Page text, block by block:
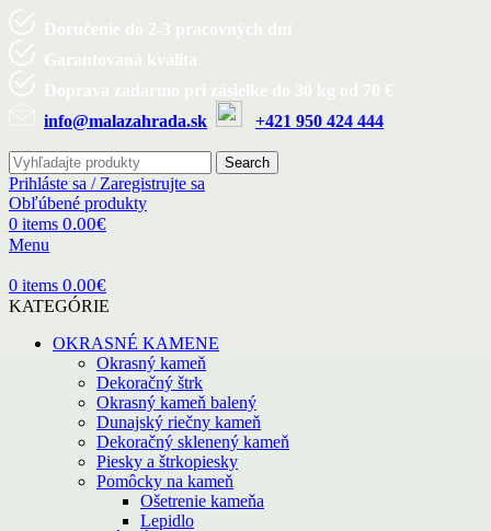
info@malazahrada.sk
+421 950 424 444
Search
Prihláste sa / Zaregistrujte sa
Obľúbené produkty
0 items 0.00€
Menu
0 items 0.00€
KATEGÓRIE
OKRASNÉ KAMENE
Okrasný kameň
Dekoračný štrk
Okrasný kameň balený
Dunajský riečny kameň
Dekoračný sklenený kameň
Piesky a štrkopiesky
Pomôcky na kameň
Ošetrenie kameňa
Lepidlo